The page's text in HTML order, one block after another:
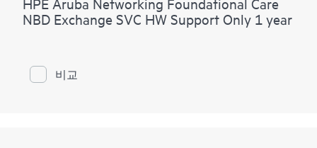
NBD Exchange SVC HW Support Only 1 year
비교